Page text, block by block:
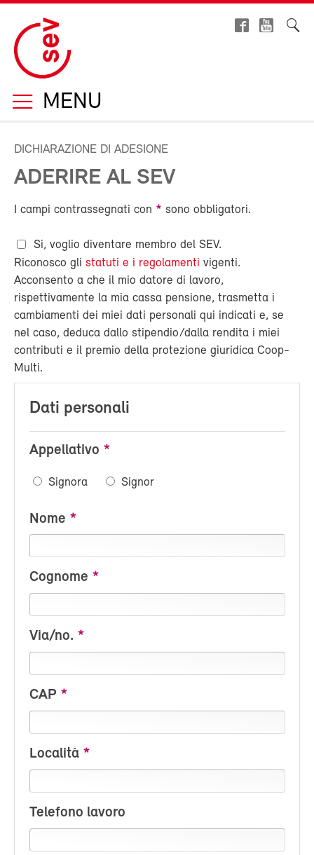
MENU
DICHIARAZIONE DI ADESIONE
ADERIRE AL SEV
I campi contrassegnati con * sono obbligatori.
Si, voglio diventare membro del SEV.
Riconosco gli statuti e i regolamenti vigenti.
Acconsento a che il mio datore di lavoro,
rispettivamente la mia cassa pensione, trasmetta i
cambiamenti dei miei dati personali qui indicati e, se
nel caso, deduca dallo stipendio/dalla rendita i miei
contributi e il premio della protezione giuridica Coop-
Multi.
Dati personali
Appellativo
Signora Signor
Nome
Cognome
Via/no.
CAP
Località
Telefono lavoro